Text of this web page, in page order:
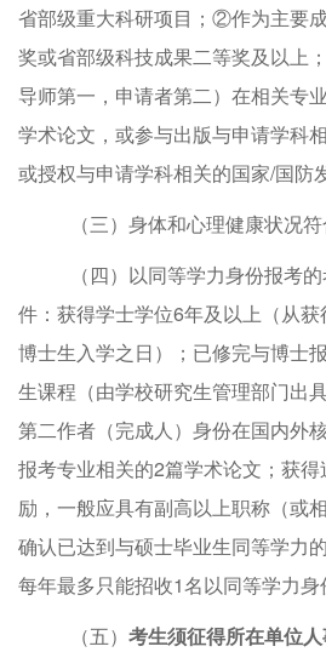
省部级重大科研项目； ②作为主要
奖或省部级科技成果二等奖及以上；
导师第一 ， 申请者第二） 在相关专
学术论文，或参与出版与申请学科
或授权与申请学科相关的国家/国防
（三） 身体和心理健康状况
（四） 以同等学力身份报考
件： 获得学士学位6年及以上（从
博士生入学之日）；已修完与博士
生课程（由学校研究生管理部门出
第二作者（完成人）身份在国内外
报考专业相关的2篇学术论文；获得
励 ，一般应具有副高以上职称（或
确认已达到与硕士毕业生同等学力
每年最多只能招收1名以同等学力身
（五） 考生须征得所在单位